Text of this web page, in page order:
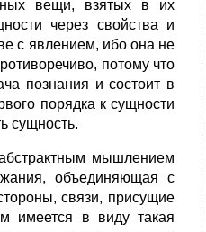
вещи, взятых в их
через свойства и
с явлением, ибо она не
потому что
познания и состоит в
порядка к сущности
сущность.
мышлением
объединяющая с
связи, присущие
имеется в виду такая